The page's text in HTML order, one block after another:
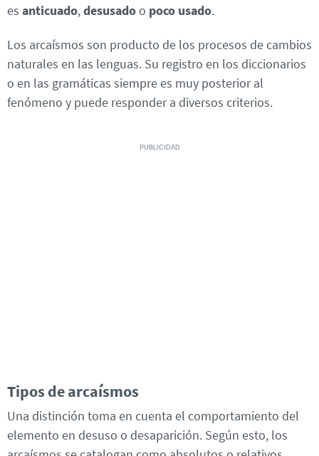
es anticuado,desusadoo poco usado.
Los arcaísmos son producto de los procesos de cambios
naturales en las lenguas. Su registro en los diccionarios
o en las gramáticas siempre es muy posterior al
fenómeno y puede responder a diversos criterios.
Tipos de arcaísmos
Una distinción toma en cuenta el comportamiento del
elemento en desuso o desaparición. Según esto, los